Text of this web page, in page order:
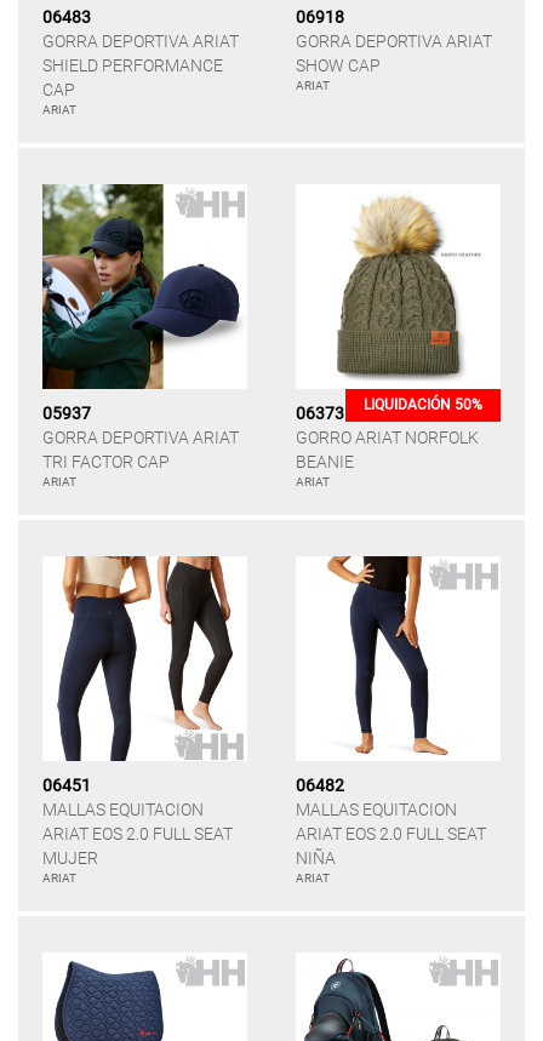
06483
GORRA DEPORTIVA ARIAT
SHIELD PERFORMANCE
CAP
ARIAT
06918
GORRA DEPORTIVA ARIAT
SHOW CAP
ARIAT
05937
GORRA DEPORTIVA ARIAT
TRI FACTOR CAP
ARIAT
06373 LIQUIDACIÓN 50%
GORRO ARIAT NORFOLK
BEANIE
ARIAT
06451
MALLAS EQUITACION
ARIAT EOS 2.0 FULL SEAT
MUJER
ARIAT
06482
MALLAS EQUITACION
ARIAT EOS 2.0 FULL SEAT
NIÑA
ARIAT